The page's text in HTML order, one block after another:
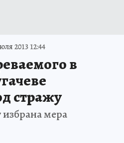
2013 12:44
в
стражу
избрана мера